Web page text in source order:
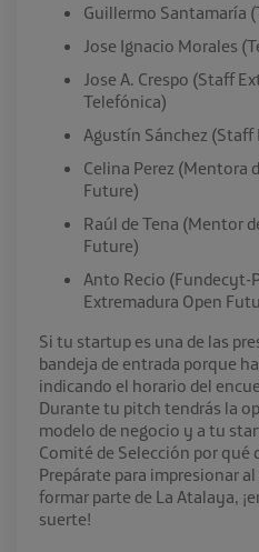
Guillermo Santamaría
Jose Ignacio Morales
Jose A. Crespo (Staff
Telefónica)
Agustín Sánchez
Celina Perez (Mentora
Future)
Raúl de Tena (Mentor
Future)
Anto Recio (Fundecyt-
Extremadura Open
Si tu startup es una de las
bandeja de entrada porque
indicando el horario del
Durante tu pitch tendrás la
modelo de negocio y a tu
Comité de Selección por qué
Prepárate para impresionar
formar parte de La Atalaya,
suerte!